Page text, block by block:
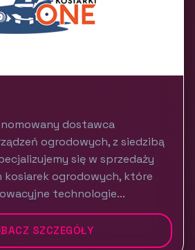
dostawca
ogrodowych, z siedzibą
się w sprzedaży
kosiarek ogrodowych, które
technologie...
SZCZEGÓŁY